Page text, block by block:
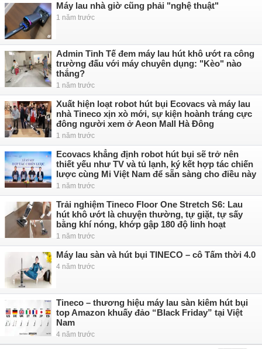
Máy lau nhà giờ cũng phải "nghệ thuật"
1 năm trước
Admin Tinh Tế đem máy lau hút khô ướt ra công
trường đấu với máy chuyên dụng: "Kèo" nào
thắng?
1 năm trước
Xuất hiện loạt robot hút bụi Ecovacs và máy lau
nhà Tineco xịn xò mới, sự kiện hoành tráng cực
đông người xem ở Aeon Mall Hà Đông
1 năm trước
Ecovacs khẳng định robot hút bụi sẽ trở nên
thiết yếu như TV và tủ lạnh, ký kết hợp tác chiến
lược cùng Mi Việt Nam để sẵn sàng cho điều này
1 năm trước
Trải nghiệm Tineco Floor One Stretch S6: Lau
hút khô ướt là chuyện thường, tự giặt, tự sấy
bằng khí nóng, khớp gập 180 độ linh hoạt
1 năm trước
Máy lau sàn và hút bụi TINECO – cô Tấm thời 4.0
4 năm trước
Tineco – thương hiệu máy lau sàn kiêm hút bụi
top Amazon khuấy đảo “Black Friday” tại Việt
Nam
4 năm trước